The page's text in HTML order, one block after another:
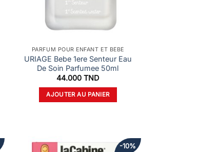
PARFUM POUR ENFANT ET BÉBÉ
URIAGE Bebe 1ere Senteur Eau
De Soin Parfumee 50ml
44.000TND
AJOUTER AU PANIER
-10%